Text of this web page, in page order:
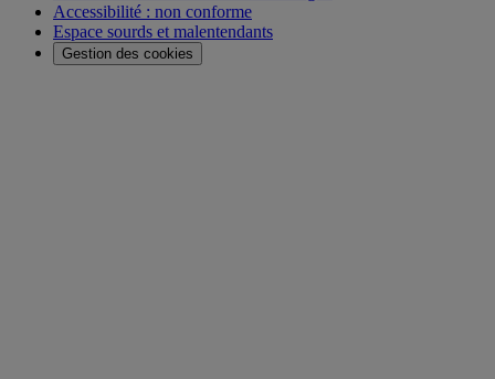
Accessibilité : non conforme
Espace sourds et malentendants
Gestion des cookies